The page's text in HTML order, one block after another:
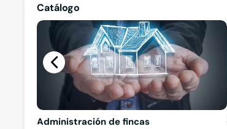
Catálogo
Administración de fincas